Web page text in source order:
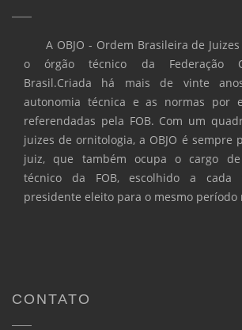
A OBJO - Ordem Brasileira de
o órgão técnico da Federação
Brasil.Criada há mais de vinte
autonomia técnica e as normas por
referendadas pela FOB. Com um
juizes de ornitologia, a OBJO é sempre
juiz, que também ocupa o cargo de
técnico da FOB, escolhido a cada
presidente eleito para o mesmo período
CONTATO